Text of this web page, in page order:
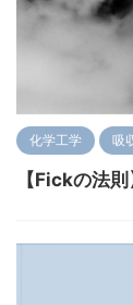
化学工学 吸
【Fickの法